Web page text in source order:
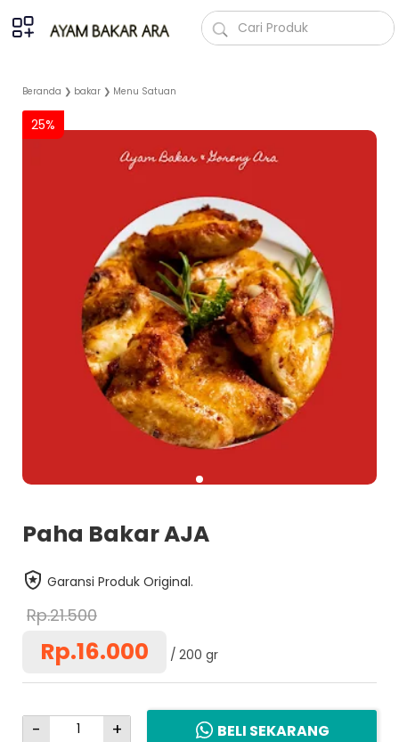
Beranda ❯ bakar ❯ Menu Satuan
25%
Paha Bakar AJA
Garansi Produk Original.
Rp.21.500
Rp.16.000 200 gr
- + BELI SEKARANG